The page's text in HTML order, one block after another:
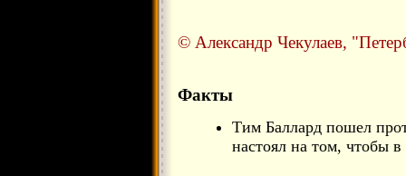
© Александр Чекулаев,
Факты
Тим Баллард пошел
настоял на том, чтобы